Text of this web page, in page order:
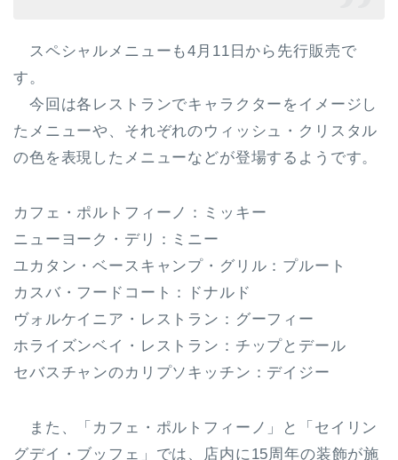
スペシャルメニューも4月11日から先行販売で
す。
今回は各レストランでキャラクターをイメージし
たメニューや、それぞれのウィッシュ・クリスタル
の色を表現したメニューなどが登場するようです。
カフェ・ポルトフィーノ：ミッキー
ニューヨーク・デリ：ミニー
ユカタン・ベースキャンプ・グリル：プルート
カスバ・フードコート：ドナルド
ヴォルケイニア・レストラン：グーフィー
ホライズンベイ・レストラン：チップとデール
セバスチャンのカリプソキッチン：デイジー
また、「カフェ・ポルトフィーノ」と「セイリン
グデイ・ブッフェ」では、店内に15周年の装飾が施